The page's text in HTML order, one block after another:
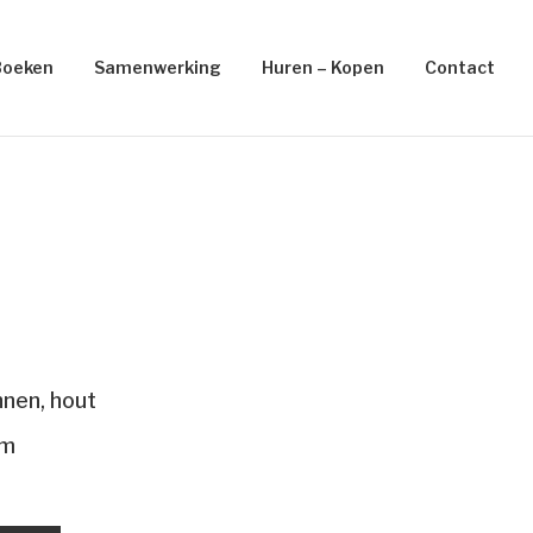
Samenwerking Huren – Kopen Contact
hout